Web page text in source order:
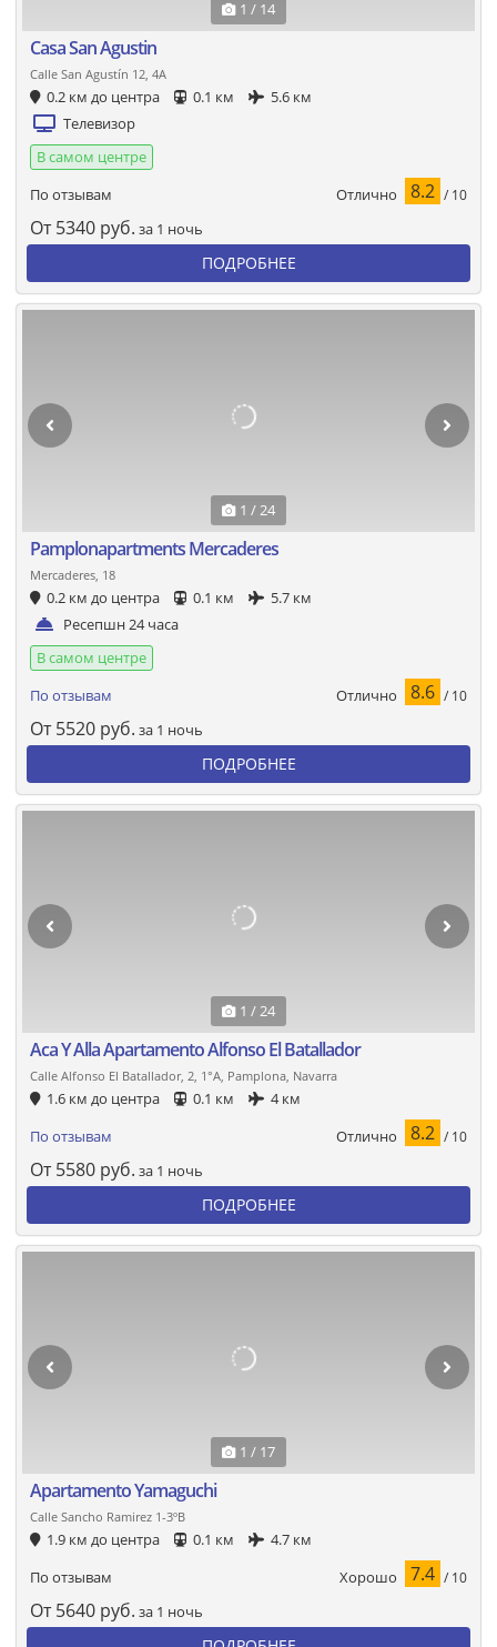
1 / 14
Casa San Agustin
Calle San Agustín 12, 4A
0.2 км до центра 0.1 км
5.6 км
Телевизор
В самом центре
По отзывам
Отлично 8.2 / 10
От 5340 руб. за 1 ночь
ПОДРОБНЕЕ
1 / 24
Pamplonapartments Mercaderes
Mercaderes, 18
0.2 км до центра 0.1 км
5.7 км
Ресепшн 24 часа
В самом центре
По отзывам
Отлично 8.6 / 10
От 5520 руб. за 1 ночь
ПОДРОБНЕЕ
1 / 24
Aca Y Alla Apartamento Alfonso El Batallador
Calle Alfonso El Batallador, 2, 1°A, Pamplona, Navarra
1.6 км до центра 0.1 км
4 км
По отзывам
Отлично 8.2 / 10
От 5580 руб. за 1 ночь
ПОДРОБНЕЕ
1 / 17
Apartamento Yamaguchi
Calle Sancho Ramirez 1-3ºB
1.9 км до центра 0.1 км
4.7 км
По отзывам
Хорошо 7.4 / 10
От 5640 руб. за 1 ночь